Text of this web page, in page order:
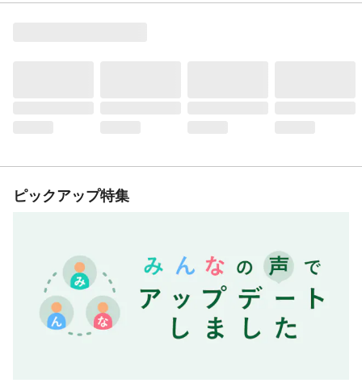
ピックアップ特集